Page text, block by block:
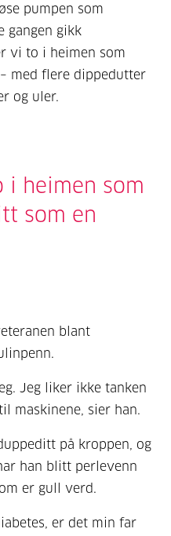
pumpen som
gangen gikk
vi to i heimen som
med flere dippedutter
og uler.
i heimen som
som en
blant
Jeg liker ikke tanken
maskinene, sier han.
på kroppen, og
han blitt perlevenn
er gull verd.
er det min far